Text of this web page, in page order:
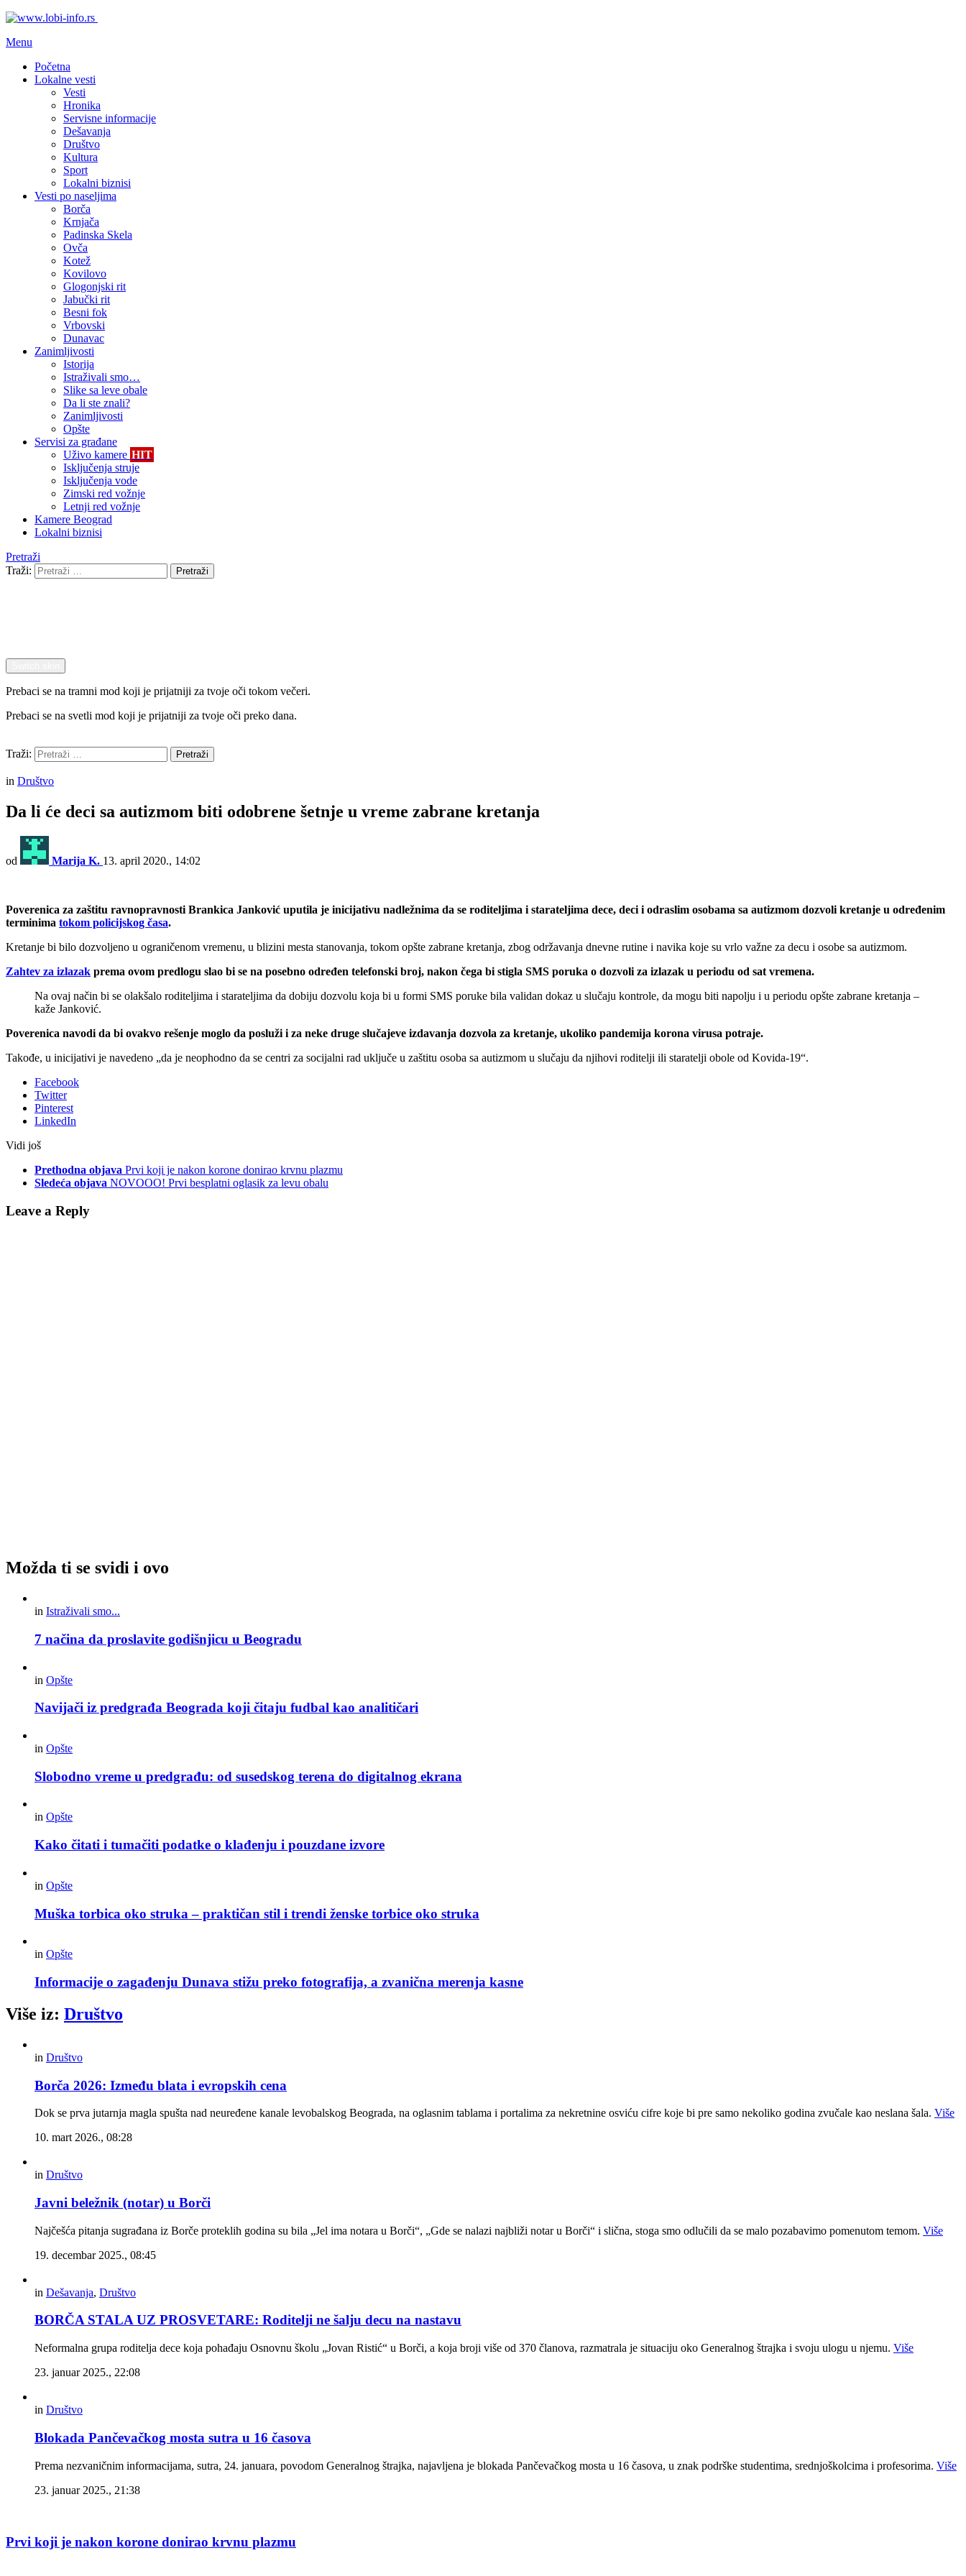
Menu
Početna
Lokalne vesti
Vesti
Hronika
Servisne informacije
Dešavanja
Društvo
Kultura
Sport
Lokalni biznisi
Vesti po naseljima
Borča
Krnjača
Padinska Skela
Ovča
Kotež
Kovilovo
Glogonjski rit
Jabučki rit
Besni fok
Vrbovski
Dunavac
Zanimljivosti
Istorija
Istraživali smo…
Slike sa leve obale
Da li ste znali?
Zanimljivosti
Opšte
Servisi za građane
Uživo kamere HIT
Isključenja struje
Isključenja vode
Zimski red vožnje
Letnji red vožnje
Kamere Beograd
Lokalni biznisi
Pretraži
Traži:
Pretraži
Prebaci se na tramni mod koji je prijatniji za tvoje oči tokom večeri.
Prebaci se na svetli mod koji je prijatniji za tvoje oči preko dana.
Traži:
Pretraži
in Društvo
Da li će deci sa autizmom biti odobrene šetnje u vreme zabrane kretanja
od Marija K. 13. april 2020., 14:02
Poverenica za zaštitu ravnopravnosti Brankica Janković uputila je inicijativu nadležnima da se roditeljima i starateljima dece, deci i odraslim osobama sa autizmom dozvoli kretanje u određenim
terminima tokom policijskog časa.
Kretanje bi bilo dozvoljeno u ograničenom vremenu, u blizini mesta stanovanja, tokom opšte zabrane kretanja, zbog održavanja dnevne rutine i navika koje su vrlo važne za decu i osobe sa autizmom.
Zahtev za izlazak prema ovom predlogu slao bi se na posebno određen telefonski broj, nakon čega bi stigla SMS poruka o dozvoli za izlazak u periodu od sat vremena.
Na ovaj način bi se olakšalo roditeljima i starateljima da dobiju dozvolu koja bi u formi SMS poruke bila validan dokaz u slučaju kontrole, da mogu biti napolju i u periodu opšte zabrane kretanja –
kaže Janković.
Poverenica navodi da bi ovakvo rešenje moglo da posluži i za neke druge slučajeve izdavanja dozvola za kretanje, ukoliko pandemija korona virusa potraje.
Takođe, u inicijativi je navedeno „da je neophodno da se centri za socijalni rad uključe u zaštitu osoba sa autizmom u slučaju da njihovi roditelji ili staratelji obole od Kovida-19“.
Facebook
Twitter
Pinterest
LinkedIn
Vidi još
Prethodna objava Prvi koji je nakon korone donirao krvnu plazmu
Sledeća objava NOVOOO! Prvi besplatni oglasik za levu obalu
Leave a Reply
Možda ti se svidi i ovo
in Istraživali smo...
7 načina da proslavite godišnjicu u Beogradu
in Opšte
Navijači iz predgrađa Beograda koji čitaju fudbal kao analitičari
in Opšte
Slobodno vreme u predgrađu: od susedskog terena do digitalnog ekrana
in Opšte
Kako čitati i tumačiti podatke o klađenju i pouzdane izvore
in Opšte
Muška torbica oko struka – praktičan stil i trendi ženske torbice oko struka
in Opšte
Informacije o zagađenju Dunava stižu preko fotografija, a zvanična merenja kasne
Više iz: Društvo
in Društvo
Borča 2026: Između blata i evropskih cena
Dok se prva jutarnja magla spušta nad neuređene kanale levobalskog Beograda, na oglasnim tablama i portalima za nekretnine osviću cifre koje bi pre samo nekoliko godina zvučale kao neslana šala. Više
10. mart 2026., 08:28
in Društvo
Javni beležnik (notar) u Borči
Najčešća pitanja sugrađana iz Borče proteklih godina su bila „Jel ima notara u Borči“, „Gde se nalazi najbliži notar u Borči“ i slična, stoga smo odlučili da se malo pozabavimo pomenutom temom. Više
19. decembar 2025., 08:45
in Dešavanja, Društvo
BORČA STALA UZ PROSVETARE: Roditelji ne šalju decu na nastavu
Neformalna grupa roditelja dece koja pohađaju Osnovnu školu „Jovan Ristić“ u Borči, a koja broji više od 370 članova, razmatrala je situaciju oko Generalnog štrajka i svoju ulogu u njemu. Više
23. januar 2025., 22:08
in Društvo
Blokada Pančevačkog mosta sutra u 16 časova
Prema nezvaničnim informacijama, sutra, 24. januara, povodom Generalnog štrajka, najavljena je blokada Pančevačkog mosta u 16 časova, u znak podrške studentima, srednjoškolcima i profesorima. Više
23. januar 2025., 21:38
Prvi koji je nakon korone donirao krvnu plazmu